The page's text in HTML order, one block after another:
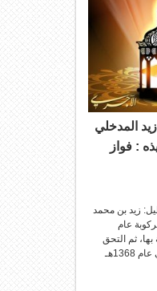
المدخلي
: فواز
زيد بن محمد
عام
بها، ثم التحق
بمدرسة صامطة السلفية. وفي عام 1368هـ